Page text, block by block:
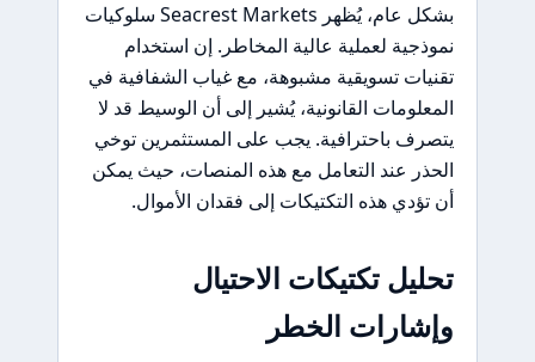
بشكل عام، يُظهر Seacrest Markets سلوكيات
نموذجية لعملية عالية المخاطر. إن استخدام
تقنيات تسويقية مشبوهة، مع غياب الشفافية في
المعلومات القانونية، يُشير إلى أن الوسيط قد لا
يتصرف باحترافية. يجب على المستثمرين توخي
الحذر عند التعامل مع هذه المنصات، حيث يمكن
أن تؤدي هذه التكتيكات إلى فقدان الأموال.
تحليل تكتيكات الاحتيال
وإشارات الخطر